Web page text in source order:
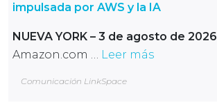
impulsada por AWS y la IA
NUEVA YORK – 3 de agosto de 2026
Amazon.com … Leer más
Comunicación LinkSpace